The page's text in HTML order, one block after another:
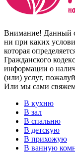
Внимание! Данный
ни при каких
которая
Гражданского
информации о
(или) услуг,
Или мы сами
В кухню
В зал
В спальню
В детскую
В прихожую
В ванную